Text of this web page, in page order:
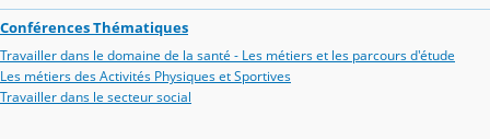
Conférences Thématiques
Travailler dans le domaine de la santé - Les métiers et les parcours d'étude
Les métiers des Activités Physiques et Sportives
Travailler dans le secteur social